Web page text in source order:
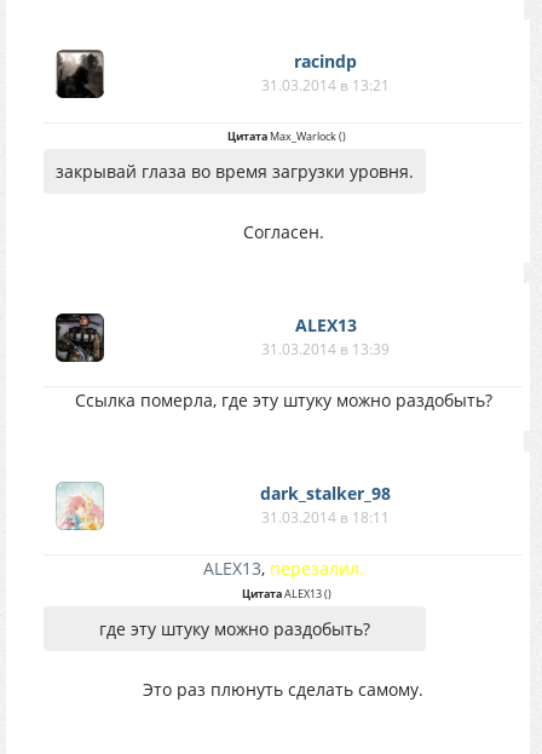
racindp
31.03.2014 в 13:21
ЦитатаMax_Warlock()
закрывай глаза во время загрузки уровня.
Cогласен.
ALEX13
31.03.2014 в 13:39
Ссылка померла, где эту штуку можно раздобыть?
dark_stalker_98
31.03.2014 в 18:11
ALEX13, перезалил.
ЦитатаALEX13()
где эту штуку можно раздобыть?
Это раз плюнуть сделать самому.